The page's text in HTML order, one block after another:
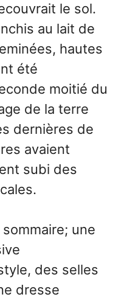
le sol.
au lait de
hautes
été
moitié du
de la terre
dernières de
avaient
subi des
sommaire; une
des selles
dresse